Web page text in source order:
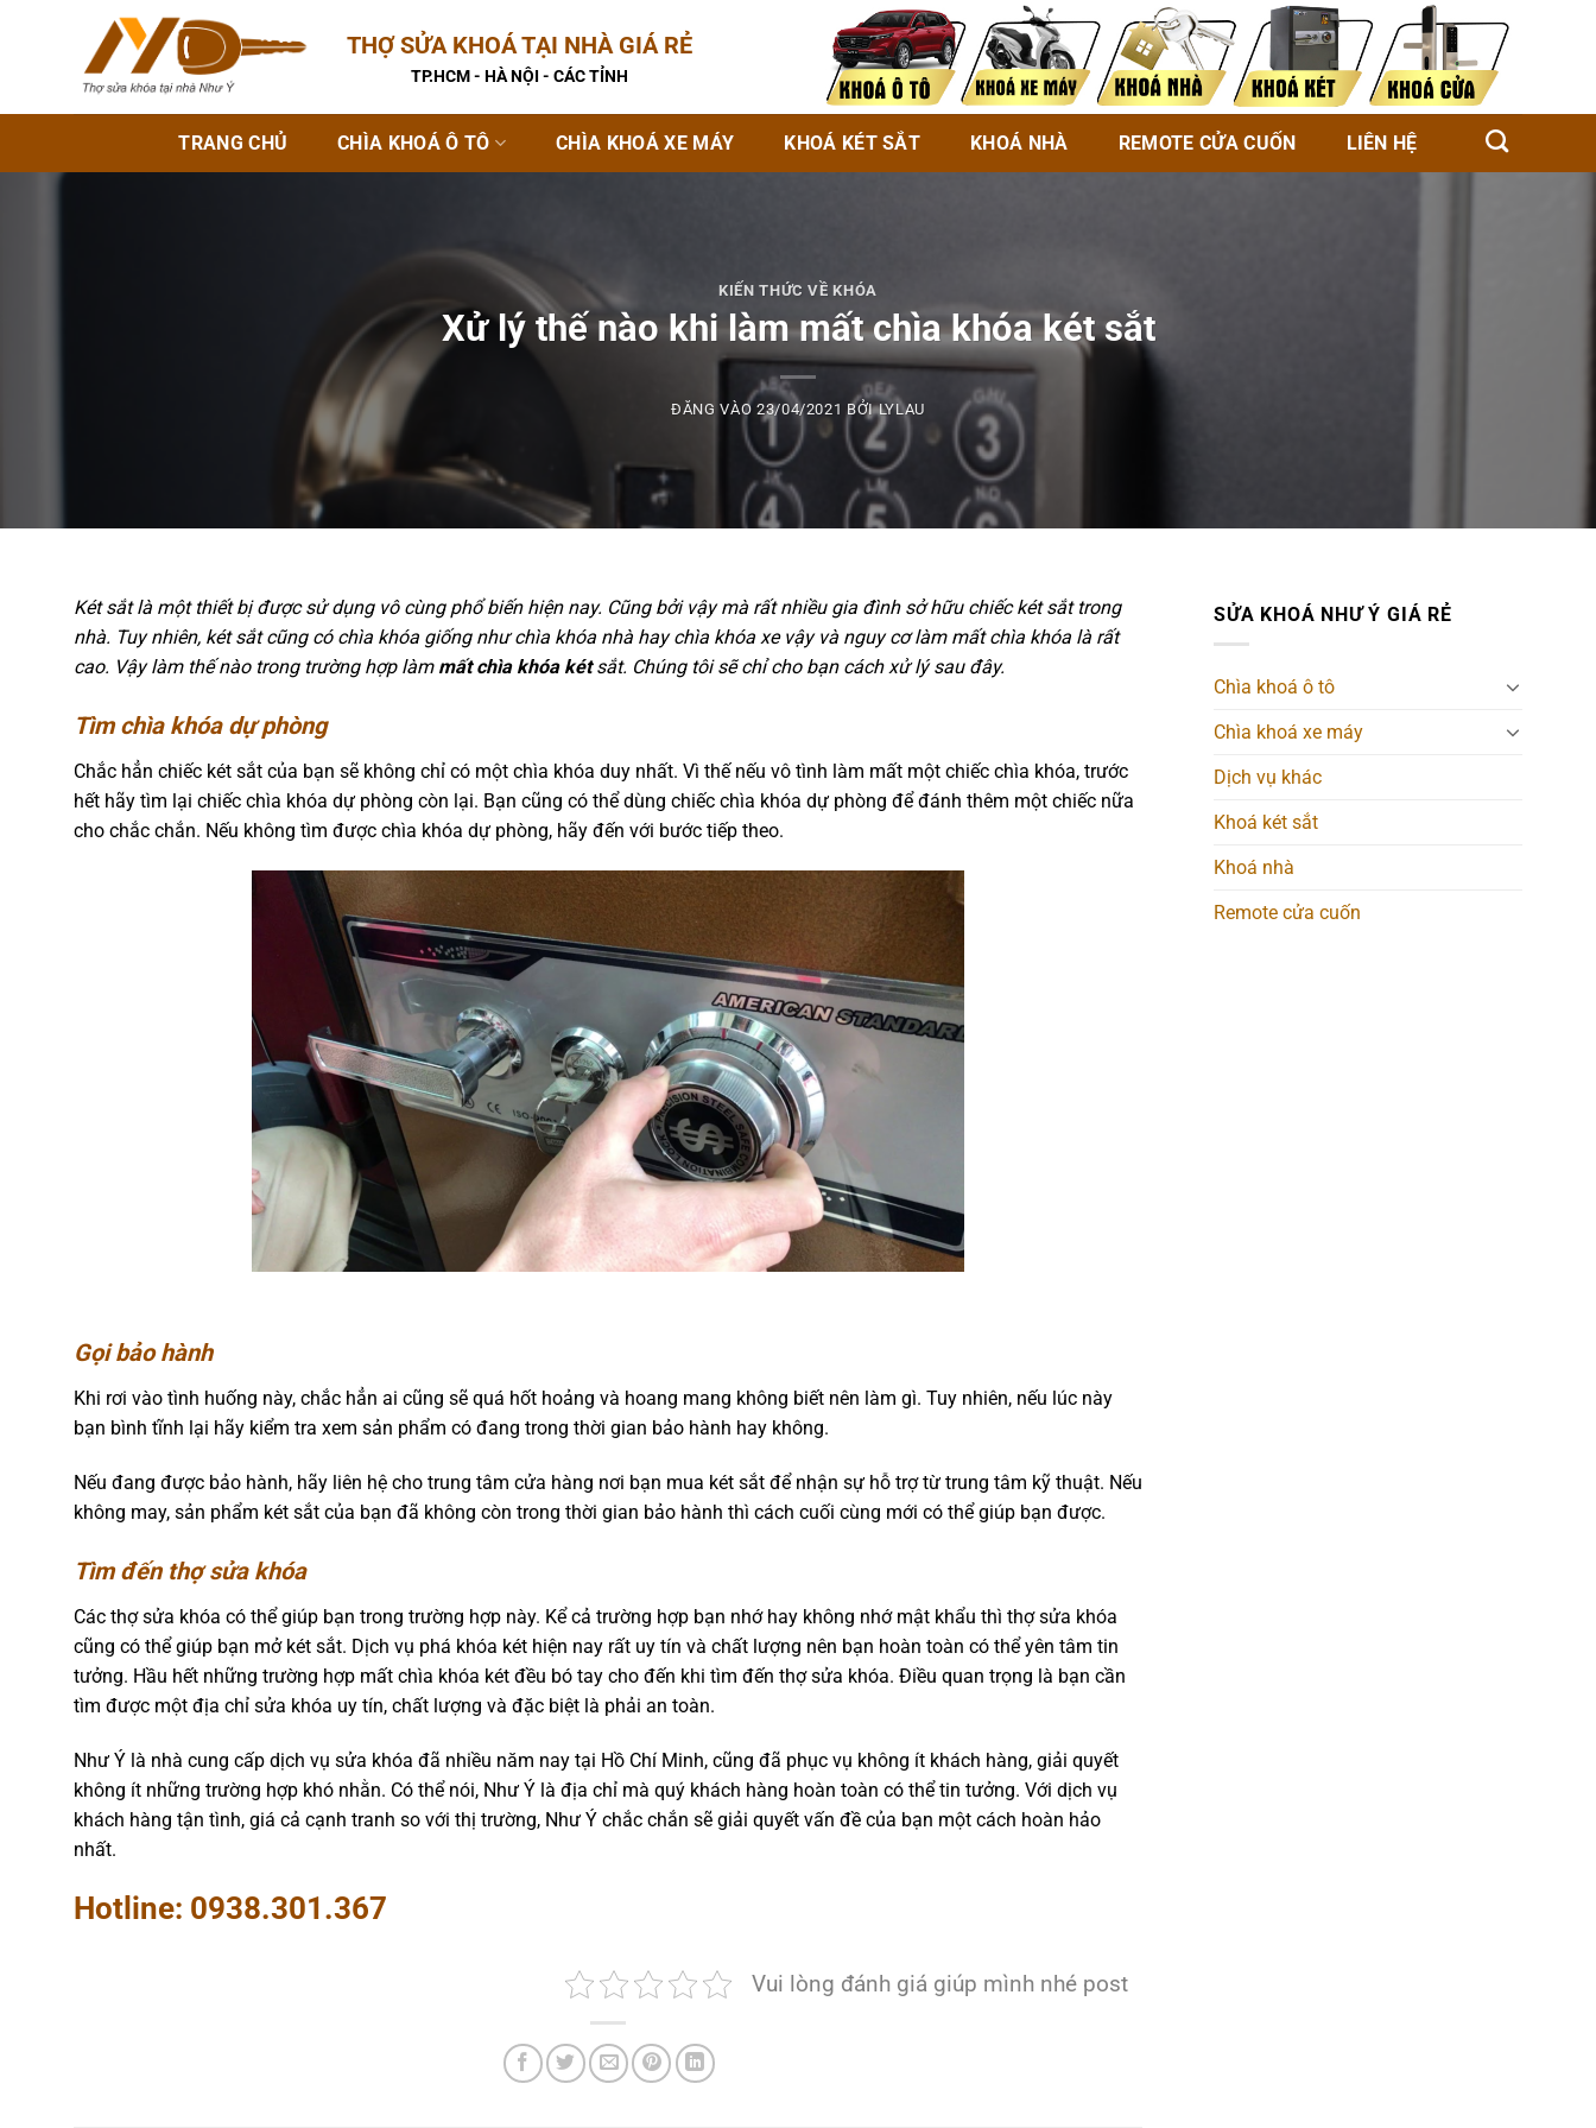
THỢ SỬA KHOÁ TẠI NHÀ GIÁ RẺ
TP.HCM - HÀ NỘI - CÁC TỈNH
TRANG CHỦ CHÌA KHOÁ Ô TÔ CHÌA KHOÁ XE MÁY KHOÁ KÉT SẮT KHOÁ NHÀ REMOTE CỬA CUỐN LIÊN HỆ
KIẾN THỨC VỀ KHÓA
Xử lý thế nào khi làm mất chìa khóa két sắt
ĐĂNG VÀO 23/04/2021 BỞILYLAU
Két sắt là một thiết bị được sử dụng vô cùng phổ biến hiện nay. Cũng bởi vậy mà rất nhiều gia đình sở hữu chiếc két sắt trong
nhà. Tuy nhiên, két sắt cũng có chìa khóa giống như chìa khóa nhà hay chìa khóa xe vậy và nguy cơ làm mất chìa khóa là rất
cao. Vậy làm thế nào trong trường hợp làmmất chìa khóa kétsắt. Chúng tôi sẽ chỉ cho bạn cách xử lý sau đây.
Tìm chìa khóa dự phòng
Chắc hẳn chiếc két sắt của bạn sẽ không chỉ có một chìa khóa duy nhất. Vì thế nếu vô tình làm mất một chiếc chìa khóa, trước
hết hãy tìm lại chiếc chìa khóa dự phòng còn lại. Bạn cũng có thể dùng chiếc chìa khóa dự phòng để đánh thêm một chiếc nữa
cho chắc chắn. Nếu không tìm được chìa khóa dự phòng, hãy đến với bước tiếp theo.
Gọi bảo hành
Khi rơi vào tình huống này, chắc hẳn ai cũng sẽ quá hốt hoảng và hoang mang không biết nên làm gì. Tuy nhiên, nếu lúc này
bạn bình tĩnh lại hãy kiểm tra xem sản phẩm có đang trong thời gian bảo hành hay không.
Nếu đang được bảo hành, hãy liên hệ cho trung tâm cửa hàng nơi bạn mua két sắt để nhận sự hỗ trợ từ trung tâm kỹ thuật. Nếu
không may, sản phẩm két sắt của bạn đã không còn trong thời gian bảo hành thì cách cuối cùng mới có thể giúp bạn được.
Tìm đến thợ sửa khóa
Các thợ sửa khóa có thể giúp bạn trong trường hợp này. Kể cả trường hợp bạn nhớ hay không nhớ mật khẩu thì thợ sửa khóa
cũng có thể giúp bạn mở két sắt. Dịch vụ phá khóa két hiện nay rất uy tín và chất lượng nên bạn hoàn toàn có thể yên tâm tin
tưởng. Hầu hết những trường hợp mất chìa khóa két đều bó tay cho đến khi tìm đến thợ sửa khóa. Điều quan trọng là bạn cần
tìm được một địa chỉ sửa khóa uy tín, chất lượng và đặc biệt là phải an toàn.
Như Ý là nhà cung cấp dịch vụ sửa khóa đã nhiều năm nay tại Hồ Chí Minh, cũng đã phục vụ không ít khách hàng, giải quyết
không ít những trường hợp khó nhằn. Có thể nói, Như Ý là địa chỉ mà quý khách hàng hoàn toàn có thể tin tưởng. Với dịch vụ
khách hàng tận tình, giá cả cạnh tranh so với thị trường, Như Ý chắc chắn sẽ giải quyết vấn đề của bạn một cách hoàn hảo
nhất.
Hotline: 0938.301.367
Vui lòng đánh giá giúp mình nhé post
SỬA KHOÁ NHƯ Ý GIÁ RẺ
Chìa khoá ô tô
Chìa khoá xe máy
Dịch vụ khác
Khoá két sắt
Khoá nhà
Remote cửa cuốn